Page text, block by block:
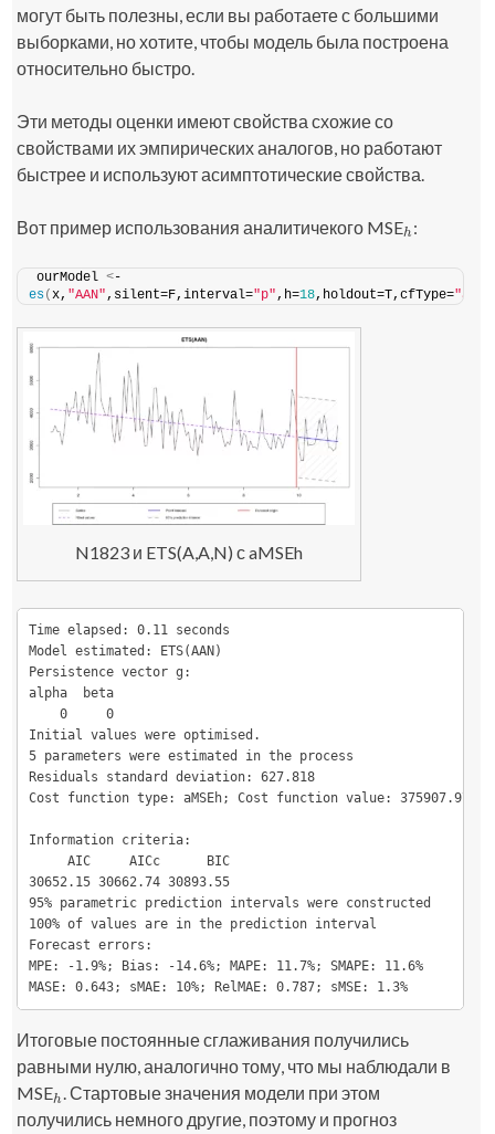
могут быть полезны, если вы работаете с большими
выборками, но хотите, чтобы модель была построена
относительно быстро.
Эти методы оценки имеют свойства схожие со
свойствами их эмпирических аналогов, но работают
быстрее и используют асимптотические свойства.
Вот пример использования аналитичекого MSEh
h:
ourModel <
es(x, "AAN" ,silent=F,interval="p" ,h=18,holdout=T,cfType=
N1823 и ETS(A,A,N) с aMSEh
Time elapsed: 0.11 seconds
Model estimated: ETS(AAN)
Persistence vector g:
alpha  beta
    0     0
Initial values were optimised.
5 parameters were estimated in the process
Residuals standard deviation: 627.818
Cost function type: aMSEh; Cost function value: 375907.976
Information criteria:
     AIC     AICc      BIC
30652.15 30662.74 30893.55
95% parametric prediction intervals were constructed
100% of values are in the prediction interval
Forecast errors:
MPE: -1.9%; Bias: -14.6%; MAPE: 11.7%; SMAPE: 11.6%
MASE: 0.643; sMAE: 10%; RelMAE: 0.787; sMSE: 1.3%
Итоговые постоянные сглаживания получились
равными нулю, аналогично тому, что мы наблюдали в
MSEh
h. Стартовые значения модели при этом
получились немного другие, поэтому и прогноз